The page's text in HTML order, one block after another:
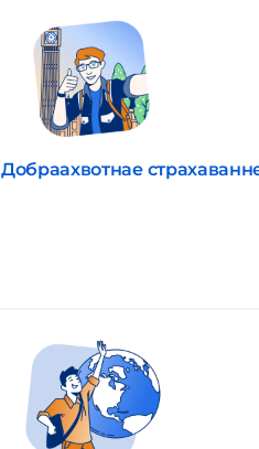
Добраахвотнае